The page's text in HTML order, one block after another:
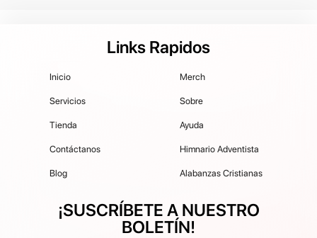
Links Rapidos
Inicio
Servicios
Tienda
Contáctanos
Blog
Merch
Sobre
Ayuda
Himnario Adventista
Alabanzas Cristianas
¡SUSCRÍBETE A NUESTRO
BOLETÍN!